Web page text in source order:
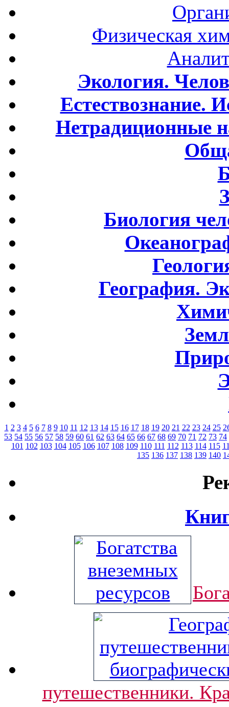
Физическая
Экология.
Естествознание.
Нетрадиционные
Биология
География.
1 2 3 4 5 6 7 8 9 10 11 12 13 14 15 16 17 18 19 20 21 22 23 24 25
53 54 55 56 57 58 59 60 61 62 63 64 65 66 67 68 69 70 71 72 73 74
101 102 103 104 105 106 107 108 109 110 111 112 113 114 115
135 136 137 138 139 140
путешественники.